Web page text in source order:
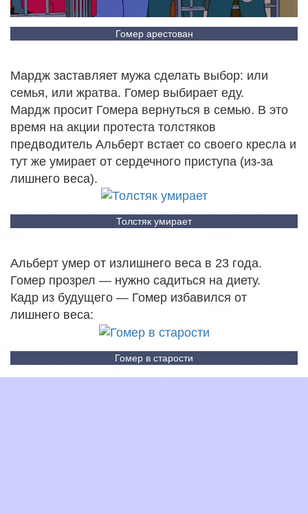
Гомер арестован
Мардж заставляет мужа сделать выбор: или
семья, или жратва. Гомер выбирает еду.
Мардж просит Гомера вернуться в семью. В это
время на акции протеста толстяков
предводитель Альберт встает со своего кресла и
тут же умирает от сердечного приступа (из-за
лишнего веса).
Толстяк умирает
Альберт умер от излишнего веса в 23 года.
Гомер прозрел — нужно садиться на диету.
Кадр из будущего — Гомер избавился от
лишнего веса:
Гомер в старости